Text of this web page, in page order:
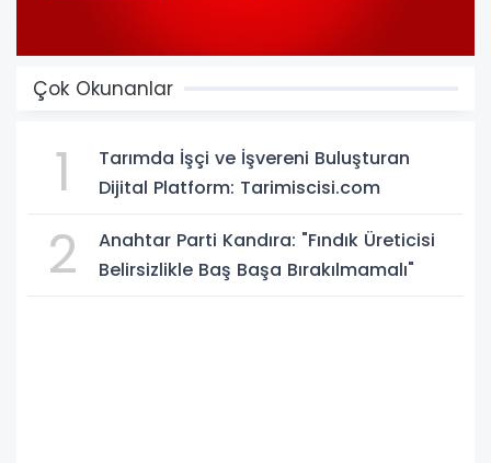
Çok Okunanlar
1
Tarımda İşçi ve İşvereni Buluşturan
Dijital Platform: Tarimiscisi.com
2
Anahtar Parti Kandıra: "Fındık Üreticisi
Belirsizlikle Baş Başa Bırakılmamalı"